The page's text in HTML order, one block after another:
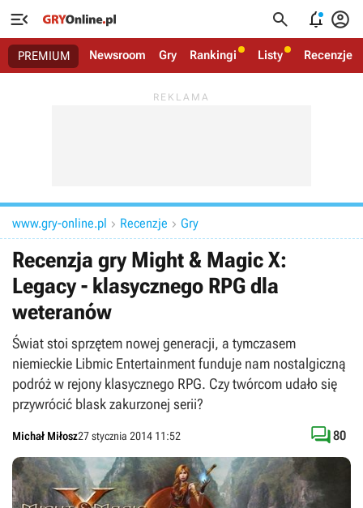
   
PREMIUM Newsroom Gry Rankingi Listy Recenzje
www.gry-online.pl  Recenzje  Gry
Recenzja gry Might & Magic X:
Legacy - klasycznego RPG dla
weteranów
Świat stoi sprzętem nowej generacji, a tymczasem
niemieckie Libmic Entertainment funduje nam nostalgiczną
podróż w rejony klasycznego RPG. Czy twórcom udało się
przywrócić blask zakurzonej serii?
Michał Miłosz27 stycznia 2014 11:52 80